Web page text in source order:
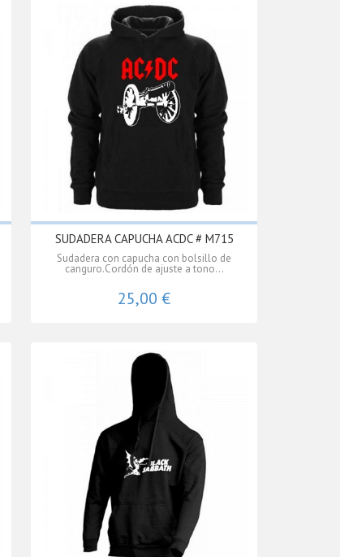
SUDADERA CAPUCHA ACDC # M715
Sudadera con capucha con bolsillo de
canguro.Cordón de ajuste a tono...
25,00 €